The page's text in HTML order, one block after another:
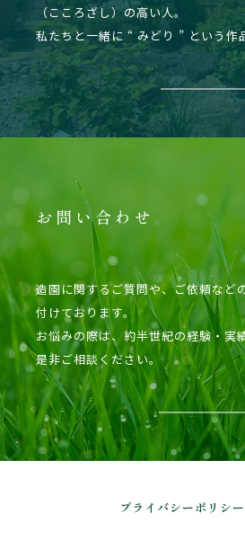
（こころざし）の高い人。
私たちと一緒に “ みどり ” という作
お問い合わせ
造園に関するご質問や、ご依頼など
付けております。
お悩みの際は、約半世紀の経験・実
是非ご相談ください。
プライバシーポリシ